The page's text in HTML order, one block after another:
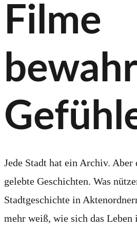
Filme
Jede Stadt hat ein Archiv. Aber
gelebte Geschichten. Was
Stadtgeschichte in
mehr weiß, wie sich das Leben